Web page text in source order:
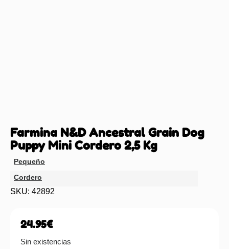
Farmina N&D Ancestral Grain Dog
Puppy Mini Cordero 2,5 Kg
Pequeño
Cordero
SKU: 42892
24.95€
Sin existencias